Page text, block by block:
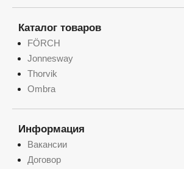
Каталог товаров
FÖRCH
Jonnesway
Thorvik
Ombra
Информация
Вакансии
Договор